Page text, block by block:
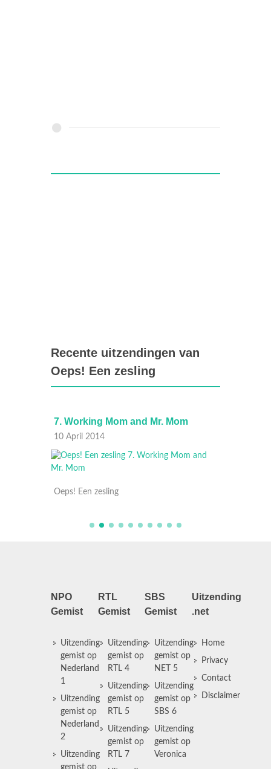
Recente uitzendingen van
Oeps! Een zesling
7. Working Mom and Mr. Mom
10 April 2014
Oeps! Een zesling
NPO
Gemist
Uitzending
gemist op
Nederland
1
Uitzending
gemist op
Nederland
2
Uitzending
gemist op
RTL
Gemist
Uitzending
gemist op
RTL 4
Uitzending
gemist op
RTL 5
Uitzending
gemist op
RTL 7
SBS
Gemist
Uitzending
gemist op
NET 5
Uitzending
gemist op
SBS 6
Uitzending
gemist op
Veronica
Uitzending
.net
Home
Privacy
Contact
Disclaimer